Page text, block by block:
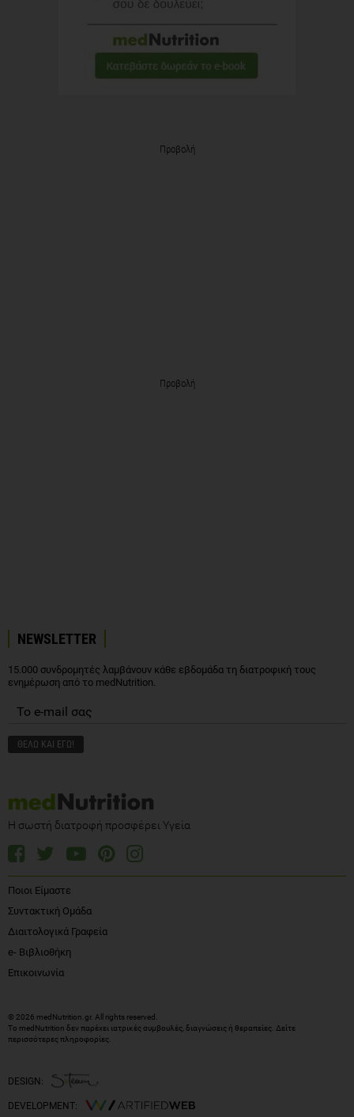
Προβολή
Προβολή
NEWSLETTER
15.000 συνδρομητές λαμβάνουν κάθε εβδομάδα τη διατροφική τους
ενημέρωση από το medNutrition.
Η σωστή διατροφή προσφέρει Υγεία
Ποιοι Είμαστε
Συντακτική Ομάδα
Διαιτολογικά Γραφεία
e- Βιβλιοθήκη
Επικοινωνία
© 2026 medNutrition.gr. All rights reserved.
Το medNutrition δεν παρέχει ιατρικές συμβουλές, διαγνώσεις ή θεραπείες. Δείτε
περισσότερες πληροφορίες
DESIGN:
DEVELOPMENT: